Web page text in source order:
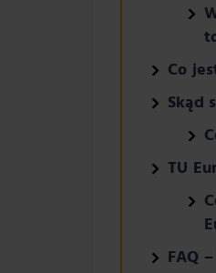
Co
Skąd
TU
FAQ